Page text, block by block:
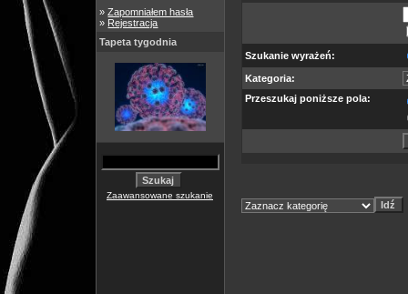
»Zapomniałem hasła
» Rejestracja
Tapeta tygodnia
Zaawansowane szukanie
Szukanie wyrażeń:
Kategoria:
Przeszukaj poniższe pola: